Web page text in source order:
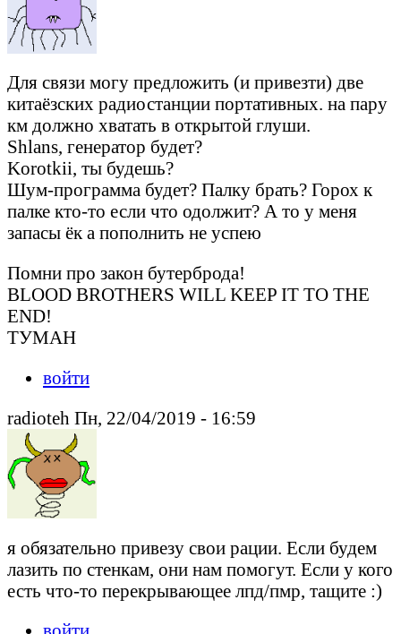
Для связи могу предложить (и привезти) две
китаёзских радиостанции портативных. на пару
км должно хватать в открытой глуши.
Shlans, генератор будет?
Korotkii, ты будешь?
Шум-программа будет? Палку брать? Горох к
палке кто-то если что одолжит? А то у меня
запасы ёк а пополнить не успею
Помни про закон бутерброда!
BLOOD BROTHERS WILL KEEP IT TO THE
END!
ТУМАН
войти
radioteh Пн, 22/04/2019 - 16:59
я обязательно привезу свои рации. Если будем
лазить по стенкам, они нам помогут. Если у кого
есть что-то перекрывающее лпд/пмр, тащите :)